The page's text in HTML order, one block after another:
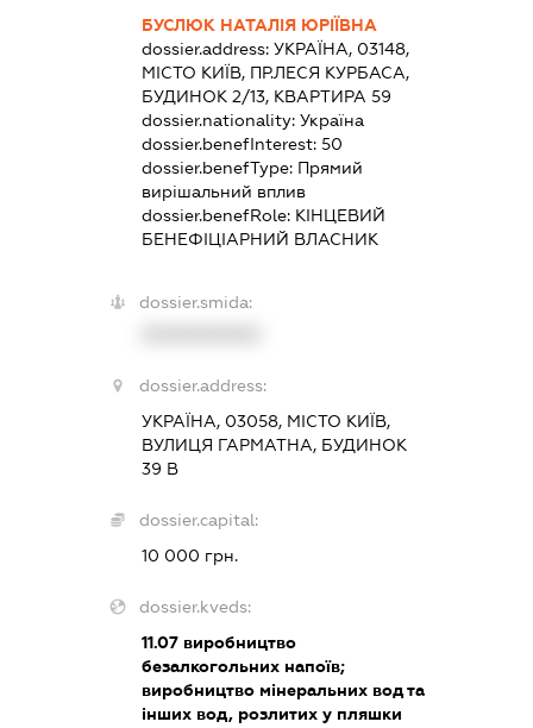
БУСЛЮК НАТАЛІЯ ЮРІЇВНА
dossier.address: УКРАЇНА, 03148,
МІСТО КИЇВ, ПР.ЛЕСЯ КУРБАСА,
БУДИНОК 2/13, КВАРТИРА 59
dossier.nationality: Україна
dossier.benefInterest: 50
dossier.benefType: Прямий
вирішальний вплив
dossier.benefRole: КІНЦЕВИЙ
БЕНЕФІЦІАРНИЙ ВЛАСНИК
dossier.smida:
dossier.address:
УКРАЇНА, 03058, МІСТО КИЇВ,
ВУЛИЦЯ ГАРМАТНА, БУДИНОК
39 В
dossier.capital:
10 000 грн.
dossier.kveds:
11.07виробництво
безалкогольних напоїв;
виробництво мінеральних вод та
інших вод, розлитих у пляшки